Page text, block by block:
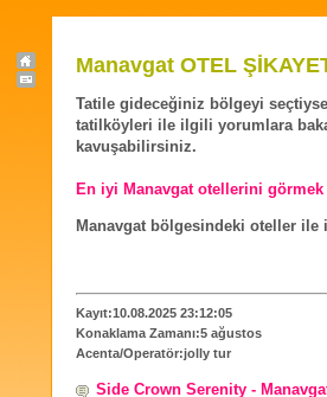
Manavgat OTEL
Tatile gideceğiniz bölgeyi
tatilköyleri ile ilgili yorumlara
kavuşabilirsiniz.
En iyi Manavgat otellerini görmek
Manavgat bölgesindeki oteller
Kayıt:10.08.2025 23:12:05
Konaklama Zamanı:5 ağustos
Acenta/Operatör:jolly tur
Side Crown Serenity -